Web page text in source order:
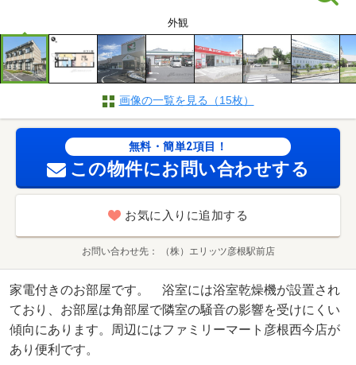
外観
画像の一覧を見る（15枚）
無料・簡単2項目！
この物件にお問い合わせする
お気に入りに追加する
お問い合わせ先 （株）エリッツ彦根駅前店
家電付きのお部屋です。 浴室には浴室乾燥機が設置され
ており、お部屋は角部屋で隣室の騒音の影響を受けにくい
傾向にあります。周辺にはファミリーマート彦根西今店が
あり便利です。